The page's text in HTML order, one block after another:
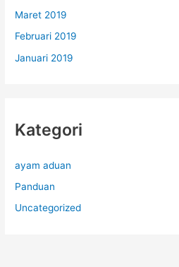
Maret 2019
Februari 2019
Januari 2019
Kategori
ayam aduan
Panduan
Uncategorized